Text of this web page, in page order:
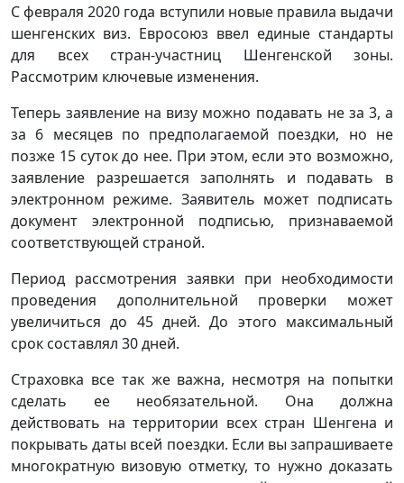
С февраля 2020 года вступили новые правила выдачи
шенгенских виз. Евросоюз ввел единые стандарты
для всех стран-участниц Шенгенской зоны.
Рассмотрим ключевые изменения.
Теперь заявление на визу можно подавать не за 3, а
за 6 месяцев по предполагаемой поездки, но не
позже 15 суток до нее. При этом, если это возможно,
заявление разрешается заполнять и подавать в
электронном режиме. Заявитель может подписать
документ электронной подписью, признаваемой
соответствующей страной.
Период рассмотрения заявки при необходимости
проведения дополнительной проверки может
увеличиться до 45 дней. До этого максимальный
срок составлял 30 дней.
Страховка все так же важна, несмотря на попытки
сделать ее необязательной. Она должна
действовать на территории всех стран Шенгена и
покрывать даты всей поездки. Если вы запрашиваете
многократную визовую отметку, то нужно доказать